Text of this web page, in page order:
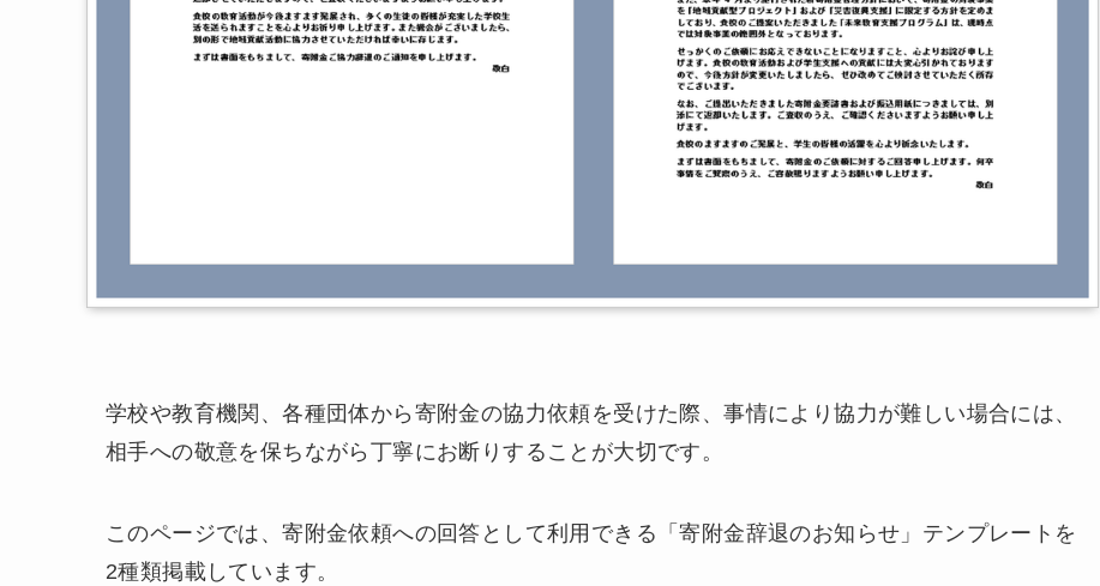
学校や教育機関、各種団体から寄附金の協力依頼を受けた際、事情により協力が難しい場合には、
相手への敬意を保ちながら丁寧にお断りすることが大切です。
このページでは、寄附金依頼への回答として利用できる「寄附金辞退のお知らせ」テンプレートを
2種類掲載しています。